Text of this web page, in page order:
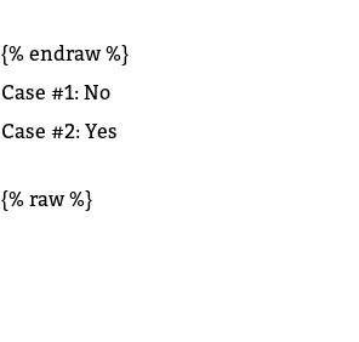
{% endraw %}
Case #1: No
Case #2: Yes
{% raw %}